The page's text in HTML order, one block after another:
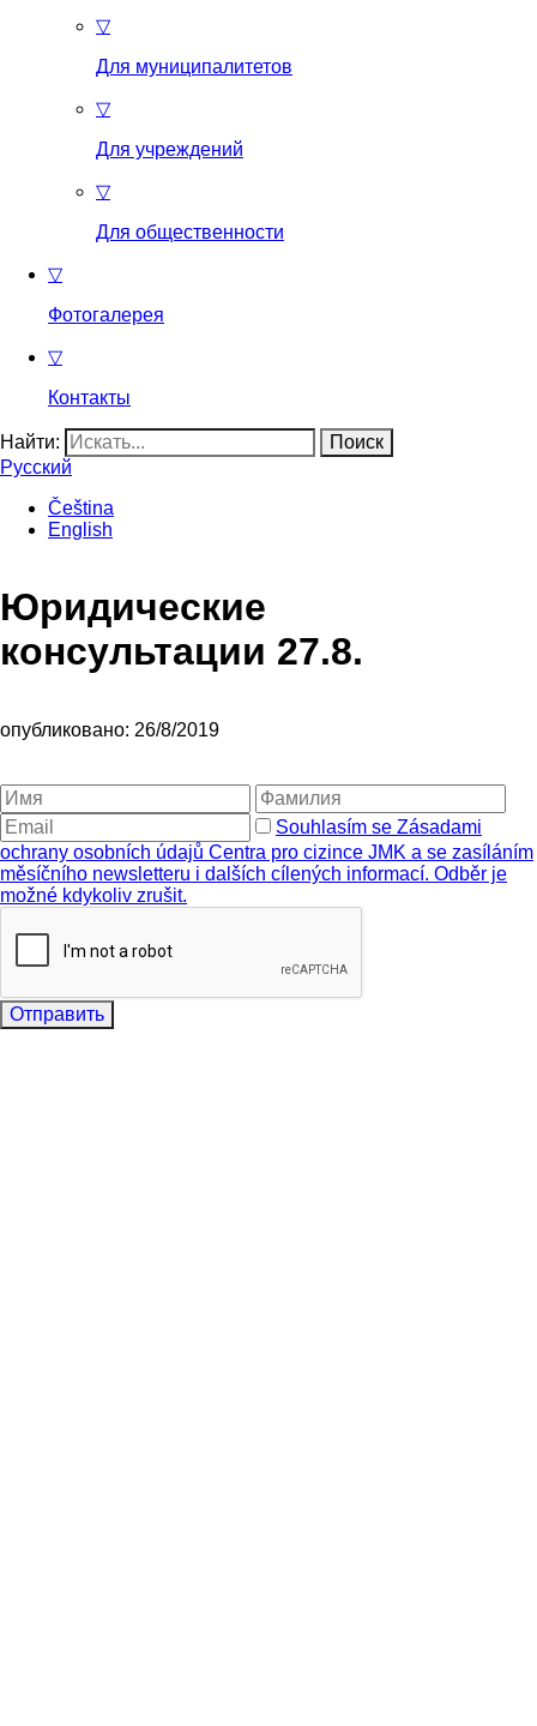
▽
Для муниципалитетов
▽
Для учреждений
▽
Для общественности
▽
Фотогалерея
▽
Контакты
Найти:
Русский
Čeština
English
Юридические
консультации 27.8.
опубликовано: 26/8/2019
Souhlasím se Zásadami
ochrany osobních údajů Centra pro cizince JMK a se zasíláním
měsíčního newsletteru i dalších cílených informací. Odběr je
možné kdykoliv zrušit.
Отправить